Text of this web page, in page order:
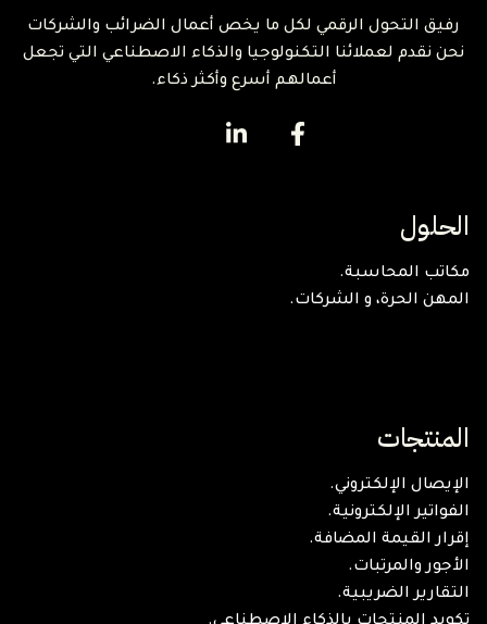
رفيق التحول الرقمي لكل ما يخص أعمال الضرائب والشركات
نحن نقدم لعملائنا التكنولوجيا والذكاء الاصطناعي التي تجعل
أعمالهم أسرع وأكثر ذكاء.
الحلول
مكاتب المحاسبة.
المهن الحرة، و الشركات.
المنتجات
الإيصال الإلكتروني.
الفواتير الإلكترونية.
إقرار القيمة المضافة.
الأجور والمرتبات.
التقارير الضريبية.